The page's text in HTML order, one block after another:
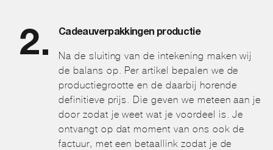
Cadeauverpakkingen productie
Na de sluiting van de intekening maken wij
de balans op. Per artikel bepalen we de
productiegrootte en de daarbij horende
definitieve prijs. Die geven we meteen aan je
door zodat je weet wat je voordeel is. Je
ontvangt op dat moment van ons ook de
factuur, met een betaallink zodat je de